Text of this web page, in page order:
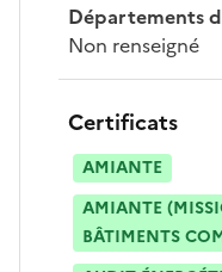
Départements
Non renseigné
Certificats
AMIANTE
AMIANTE
BÂTIMENTS